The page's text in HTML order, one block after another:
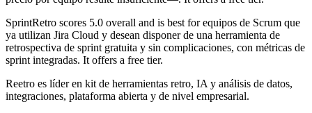
SprintRetro scores 5.0 overall and is best for equipos de Scrum que
ya utilizan Jira Cloud y desean disponer de una herramienta de
retrospectiva de sprint gratuita y sin complicaciones, con métricas de
sprint integradas. It offers a free tier.
Reetro es líder en kit de herramientas retro, IA y análisis de datos,
integraciones, plataforma abierta y de nivel empresarial.